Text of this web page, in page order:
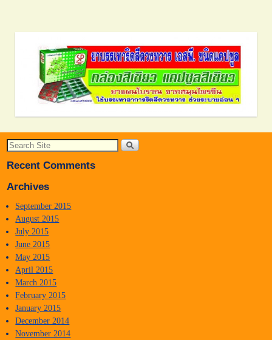
Recent Comments
Archives
September 2015
August 2015
July 2015
June 2015
May 2015
April 2015
March 2015
February 2015
January 2015
December 2014
November 2014